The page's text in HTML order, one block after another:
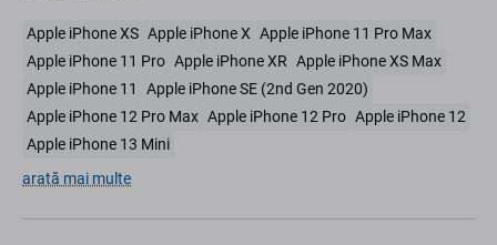
Apple iPhone XS Apple iPhone X Apple iPhone 11 Pro Max
Apple iPhone 11 Pro Apple iPhone XR Apple iPhone XS Max
Apple iPhone 11
Apple iPhone SE (2nd Gen 2020)
Apple iPhone 12 Pro Max Apple iPhone 12 Pro Apple iPhone 12
Apple iPhone 13 Mini
arată mai multe